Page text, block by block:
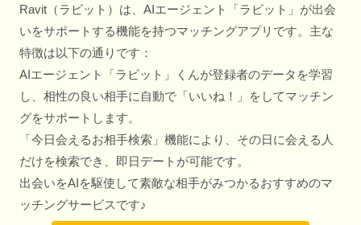
Ravit（ラビット）は、AIエージェント「ラビット」が出会
いをサポートする機能を持つマッチングアプリです。主な
特徴は以下の通りです：
AIエージェント「ラビット」くんが登録者のデータを学習
し、相性の良い相手に自動で「いいね！」をしてマッチン
グをサポートします。
「今日会えるお相手検索」機能により、その日に会える人
だけを検索でき、即日デートが可能です。
出会いをAIを駆使して素敵な相手がみつかるおすすめのマ
ッチングサービスです♪